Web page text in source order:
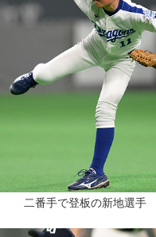
二番手で登板の新地選手